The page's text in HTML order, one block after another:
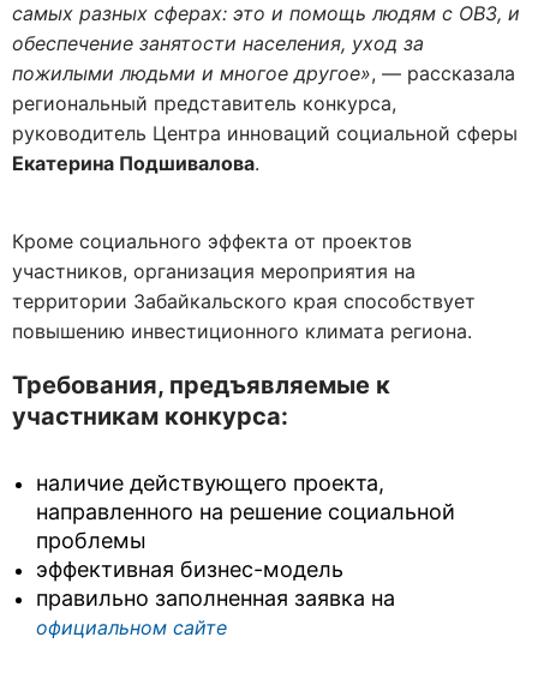
самых разных сферах: это и помощь людям с ОВЗ, и
обеспечение занятости населения, уход за
пожилыми людьми и многое другое», — рассказала
региональный представитель конкурса,
руководитель Центра инноваций социальной сферы
Екатерина Подшивалова.
Кроме социального эффекта от проектов
участников, организация мероприятия на
территории Забайкальского края способствует
повышению инвестиционного климата региона.
Требования, предъявляемые к
участникам конкурса:
наличие действующего проекта,
направленного на решение социальной
проблемы
эффективная бизнес-модель
правильно заполненная заявка на
официальном сайте